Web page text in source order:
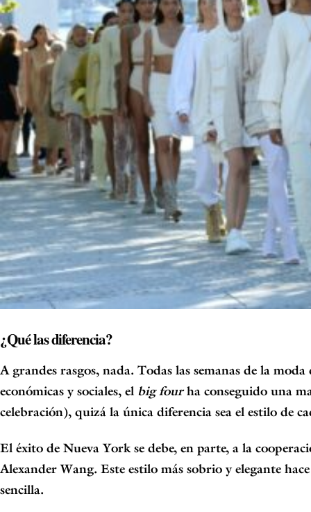
¿Qué las diferencia?
A grandes rasgos, nada. Todas las semanas de la
económicas y sociales, el big fourha conseguido una
celebración), quizá la única diferencia sea el estilo de
El éxito de Nueva York se debe, en parte, a la
Alexander Wang. Este estilo más sobrio y elegante
sencilla.